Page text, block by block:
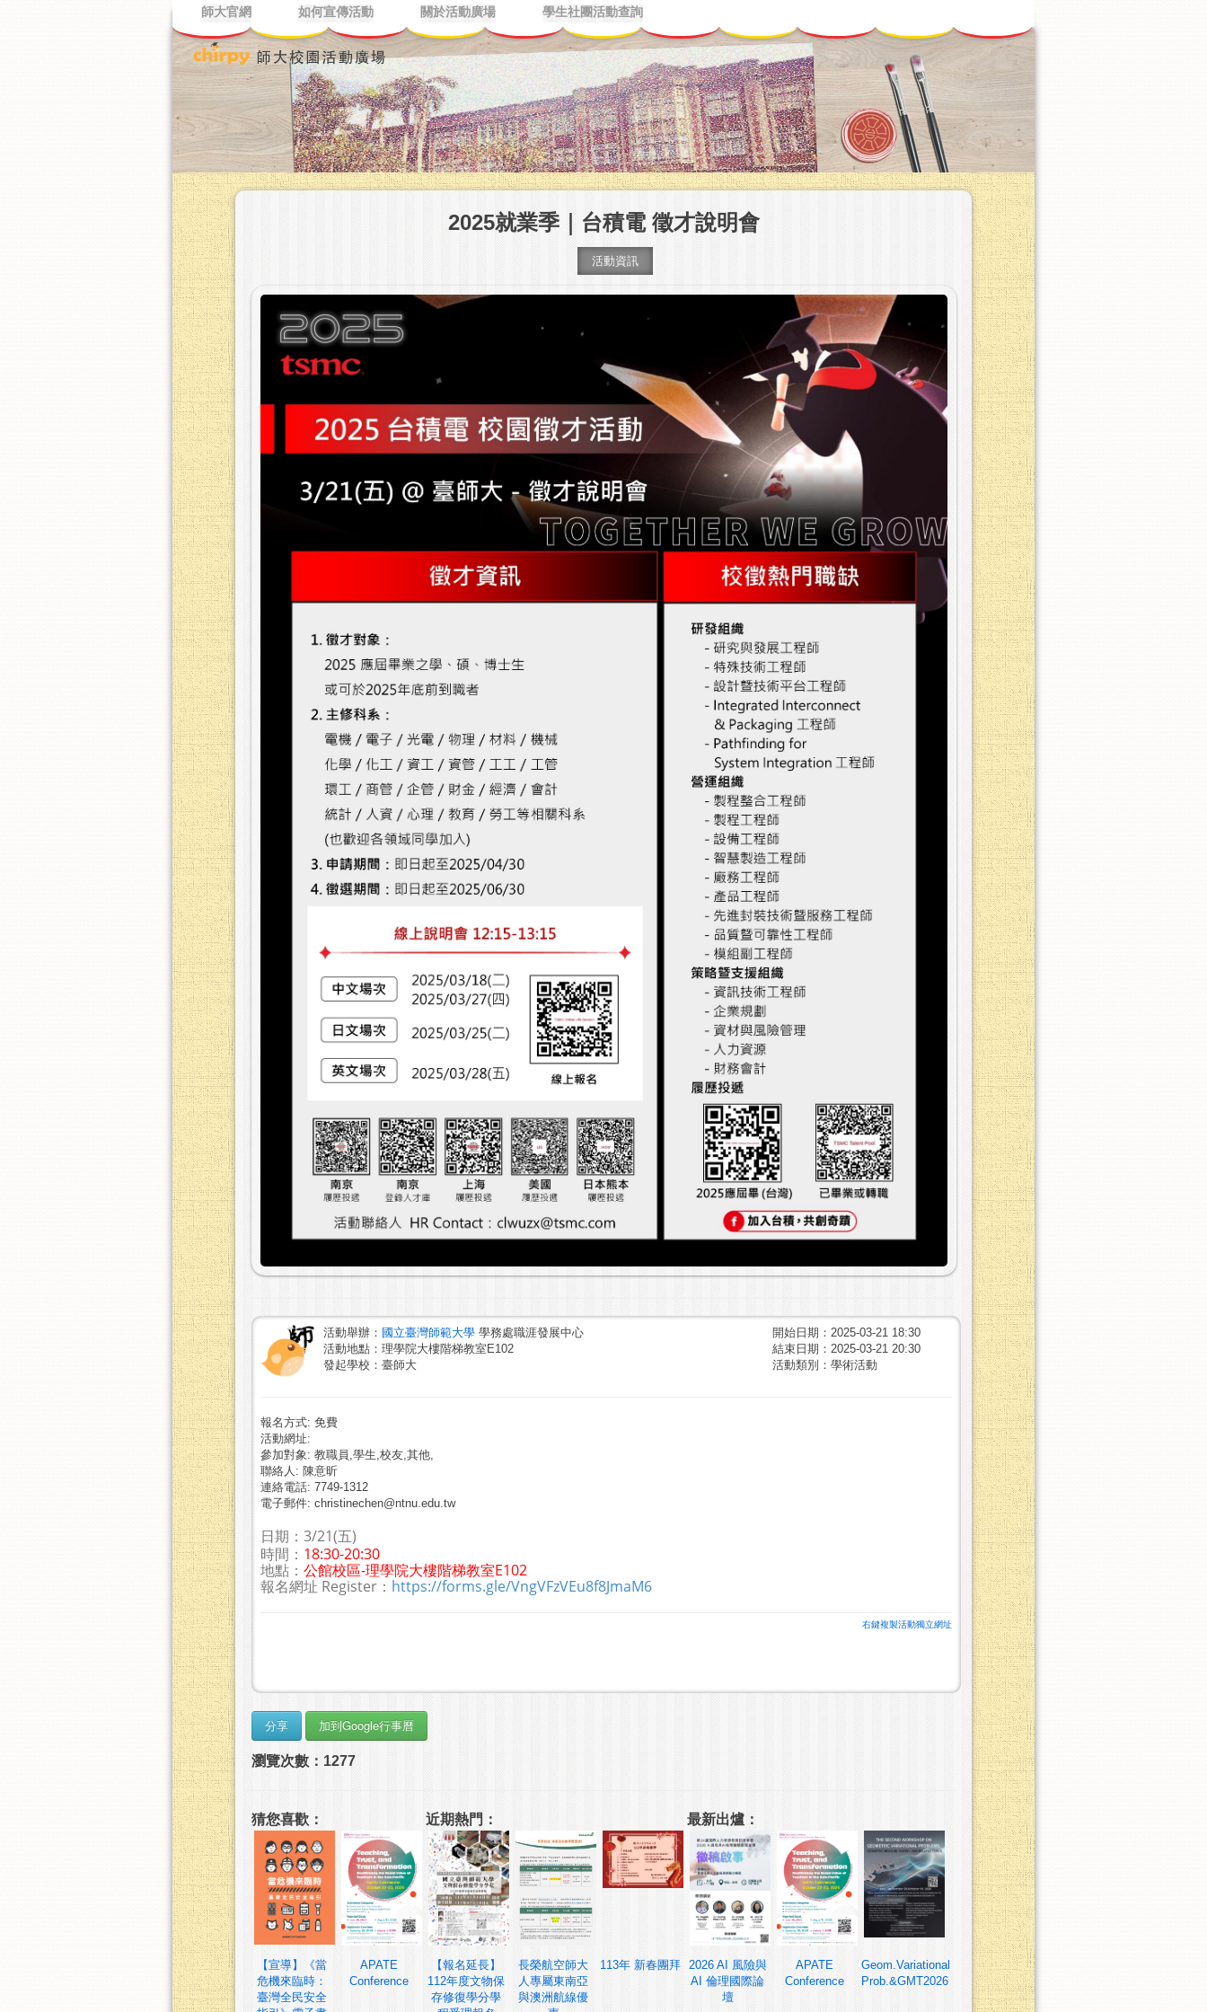
師大官網 如何宣傳活動 關於活動廣場 學生社團活動查詢
2025就業季｜台積電 徵才說明會
活動資訊
活動舉辦： 國立臺灣師範大學 學務處職涯發展中心
活動地點：理學院大樓階梯教室E102
發起學校：臺師大
開始日期：2025-03-21 18:30
結束日期：2025-03-21 20:30
活動類別：學術活動
報名方式: 免費
活動網址:
參加對象: 教職員,學生,校友,其他,
聯絡人: 陳意昕
連絡電話: 7749-1312
電子郵件: christinechen@ntnu.edu.tw
日期：3/21(五)
時間： 18:30-20:30
地點： 公館校區-理學院大樓階梯教室E102
報名網址 Register： https://forms.gle/VngVFzVEu8f8JmaM6
右鍵複製活動獨立網址
瀏覽次數：1277
猜您喜歡：
【宣導】《當
危機來臨時：
臺灣全民安全
APATE
Conference
近期熱門：
【報名延長】
112年度文物保
存修復學分學
長榮航空師大
人專屬東南亞
與澳洲航線優
113年 新春團拜
最新出爐：
2026 AI 風險與
AI 倫理國際論
壇
APATE
Conference
Geom.Variational
Prob.&GMT2026